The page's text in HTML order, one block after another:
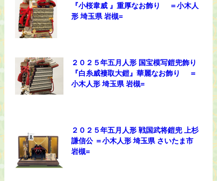
『小桜韋威 』重厚なお飾り ＝小木人
形 埼玉県 岩槻=
２０２５年五月人形 国宝模写鎧兜飾り
『白糸威褄取大鎧』華麗なお飾り ＝
小木人形 埼玉県 岩槻=
２０２５年五月人形 戦国武将鎧兜 上杉
謙信公 ＝小木人形 埼玉県 さいたま市
岩槻=